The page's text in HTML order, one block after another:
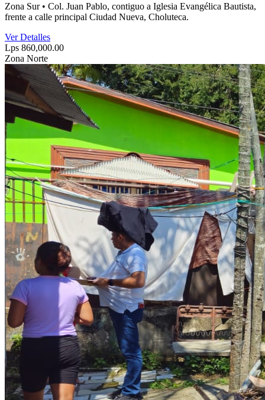
Zona Sur • Col. Juan Pablo, contiguo a Iglesia Evangélica Bautista,
frente a calle principal Ciudad Nueva, Choluteca.
Ver Detalles
Lps 860,000.00
Zona Norte